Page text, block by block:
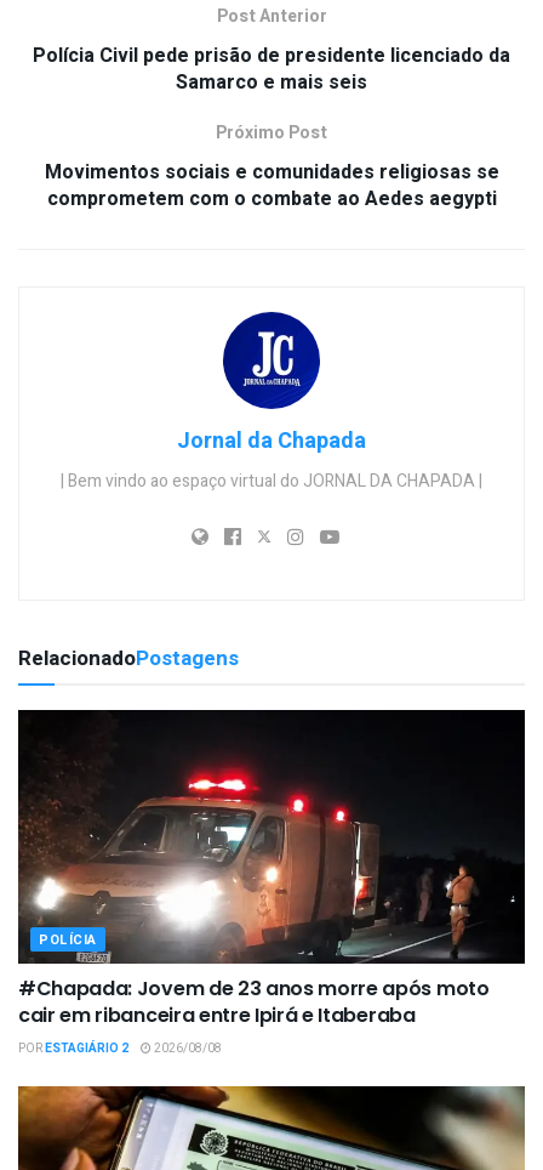
Post Anterior
Polícia Civil pede prisão de presidente licenciado da
Samarco e mais seis
Próximo Post
Movimentos sociais e comunidades religiosas se
comprometem com o combate ao Aedes aegypti
Jornal da Chapada
| Bem vindo ao espaço virtual do JORNAL DA CHAPADA |
RelacionadoPostagens
POLÍCIA
#Chapada: Jovem de 23 anos morre após moto
cair em ribanceira entre Ipirá e Itaberaba
PORESTAGIÁRIO 2 2026/08/08